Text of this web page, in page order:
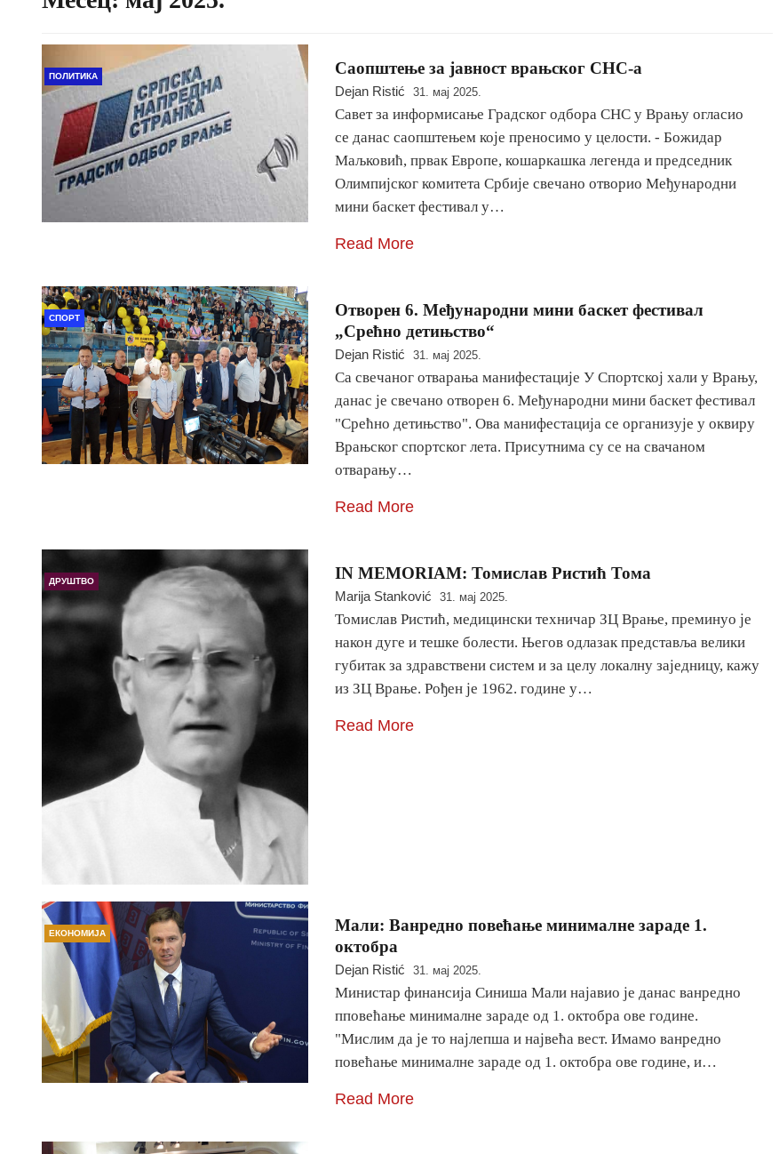
ПОЛИТИКА Саопштење за јавност врањског СНС-а
Dejan Ristić 31. мај 2025.
Савет за информисање Градског одбора СНС у Врању огласио
се данас саопштењем које преносимо у целости. - Божидар
Маљковић, првак Европе, кошаркашка легенда и председник
Олимпијског комитета Србије свечано отворио Међународни
мини баскет фестивал у…
Read More
СПОРТ
Отворен 6. Међународни мини баскет фестивал
„Срећно детињство“
Dejan Ristić 31. мај 2025.
Са свечаног отварања манифестације У Спортској хали у Врању,
данас је свечано отворен 6. Међународни мини баскет фестивал
"Срећно детињство". Ова манифестација се организује у оквиру
Врањског спортског лета. Присутнима су се на свачаном
отварању…
Read More
ДРУШТВО IN MEMORIAM: Томислав Ристић Тома
Marija Stanković 31. мај 2025.
Томислав Ристић, медицински техничар ЗЦ Врање, преминуо је
након дуге и тешке болести. Његов одлазак представља велики
губитак за здравствени систем и за целу локалну заједницу, кажу
из ЗЦ Врање. Рођен је 1962. године у…
Read More
ЕКОНОМИЈА
Мали: Ванредно повећање минималне зараде 1.
октобра
Dejan Ristić 31. мај 2025.
Министар финансија Синиша Мали најавио је данас ванредно
пповећање минималне зараде од 1. октобра ове године.
"Мислим да је то најлепша и највећа вест. Имамо ванредно
повећање минималне зараде од 1. октобра ове године, и…
Read More